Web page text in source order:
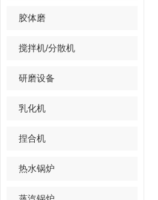
胶体磨
搅拌机/分散机
研磨设备
乳化机
捏合机
热水锅炉